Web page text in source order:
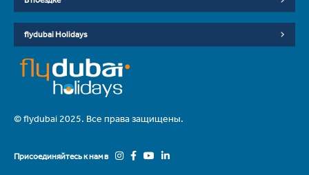
flydubai Holidays
© flydubai 2025. Все права защищены.
Присоединяйтесь к нам в